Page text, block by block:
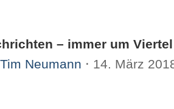
– immer um
Tim Neumann ⋅ 14. März